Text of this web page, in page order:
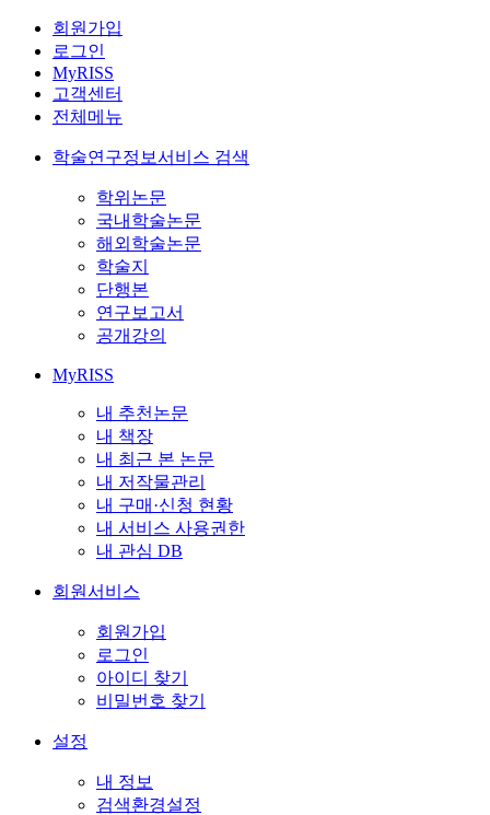
회원가입
로그인
MyRISS
고객센터
전체메뉴
학술연구정보서비스 검색
학위논문
국내학술논문
해외학술논문
학술지
단행본
연구보고서
공개강의
MyRISS
내 추천논문
내 책장
내 최근 본 논문
내 저작물관리
내 구매·신청 현황
내 서비스 사용권한
내 관심 DB
회원서비스
회원가입
로그인
아이디 찾기
비밀번호 찾기
설정
내 정보
검색환경설정